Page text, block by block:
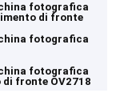
fotografica
di fronte
fotografica
fotografica
fronte OV2718